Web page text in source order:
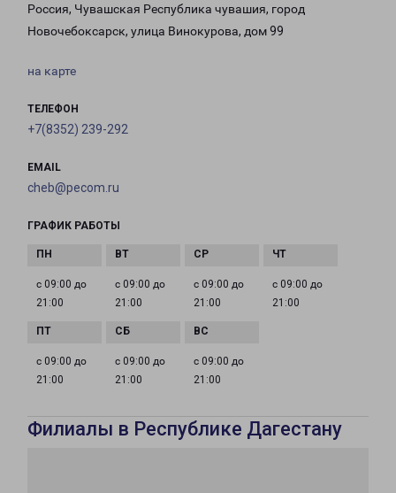
Россия, Чувашская Республика чувашия, город
Новочебоксарск, улица Винокурова, дом 99
на карте
ТЕЛЕФОН
+7(8352) 239-292
EMAIL
cheb@pecom.ru
ГРАФИК РАБОТЫ
с 09:00 до
21:00
с 09:00 до
21:00
с 09:00 до
21:00
с 09:00 до
21:00
с 09:00 до
21:00
с 09:00 до
21:00
с 09:00 до
21:00
Филиалы в Республике Дагестану